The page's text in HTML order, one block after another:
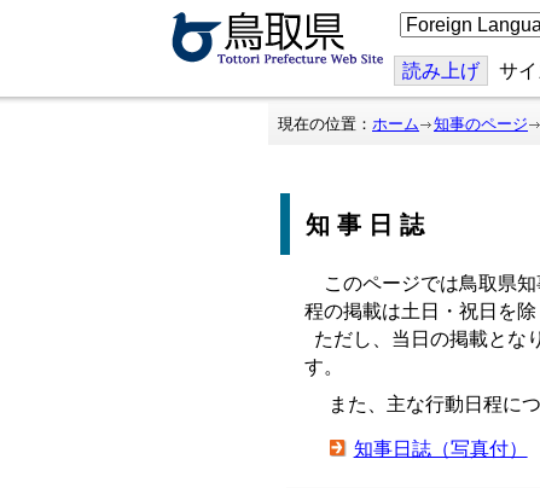
こ
の
ジ
を
翻
読み上げ サ
現在の位置： ホーム 知事のページ
知事日誌
このページでは鳥取県知
程の掲載は土日・祝日を
ただし、当日の掲載とな
す。
また、主な行動日程につ
知事日誌（写真付）